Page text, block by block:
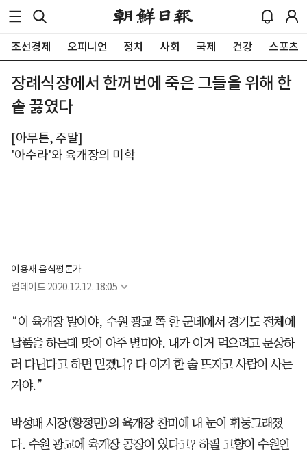
조선경제 오피니언 정치 사회 국제 건강 스포츠
장례식장에서 한꺼번에 죽은 그들을 위해 한
솥 끓였다
[아무튼, 주말]
'아수라'와 육개장의 미학
이용재 음식평론가
업데이트 2020.12.12. 18:05
“이 육개장 말이야, 수원 광교 쪽 한 군데에서 경기도 전체에
납품을 하는데 맛이 아주 별미야. 내가 이거 먹으려고 문상하
러 다닌다고 하면 믿겠니? 다 이거 한 술 뜨자고 사람이 사는
거야.”
박성배 시장(황정민)의 육개장 찬미에 내 눈이 휘둥그래졌
다. 수원 광교에 육개장 공장이 있다고? 하필 고향이 수원인